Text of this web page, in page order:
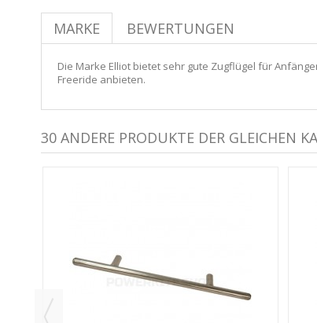
MARKE BEWERTUNGEN
Die Marke Elliot bietet sehr gute Zugflügel für
Freeride anbieten.
30 ANDERE PRODUKTE DER GLEICHEN